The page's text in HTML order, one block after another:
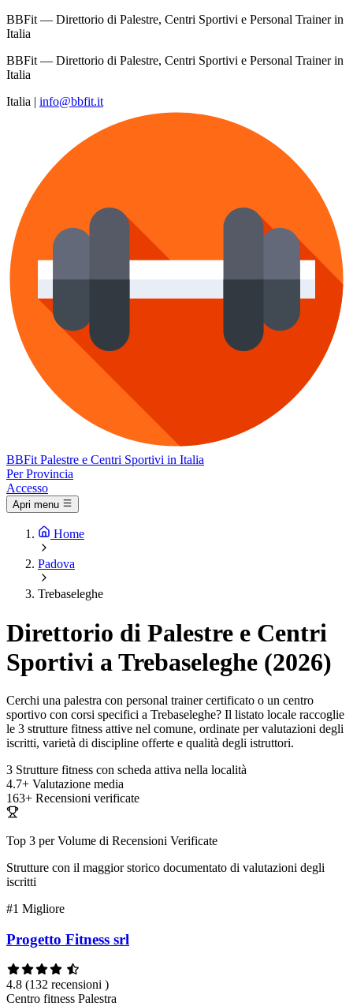
BBFit — Direttorio di Palestre, Centri Sportivi e Personal Trainer in
Italia
BBFit — Direttorio di Palestre, Centri Sportivi e Personal Trainer in
Italia
Italia | info@bbfit.it
BBFit Palestre e Centri Sportivi in Italia
Per Provincia
Accesso
Apri menu
Home
Padova
Trebaseleghe
Direttorio di Palestre e Centri
Sportivi a Trebaseleghe (2026)
Cerchi una palestra con personal trainer certificato o un centro
sportivo con corsi specifici a Trebaseleghe? Il listato locale raccoglie
le 3 strutture fitness attive nel comune, ordinate per valutazioni degli
iscritti, varietà di discipline offerte e qualità degli istruttori.
3 Strutture fitness con scheda attiva nella località
4.7+ Valutazione media
163+ Recensioni verificate
Top 3 per Volume di Recensioni Verificate
Strutture con il maggior storico documentato di valutazioni degli
iscritti
#1 Migliore
Progetto Fitness srl
4.8 (132 recensioni )
Centro fitness Palestra